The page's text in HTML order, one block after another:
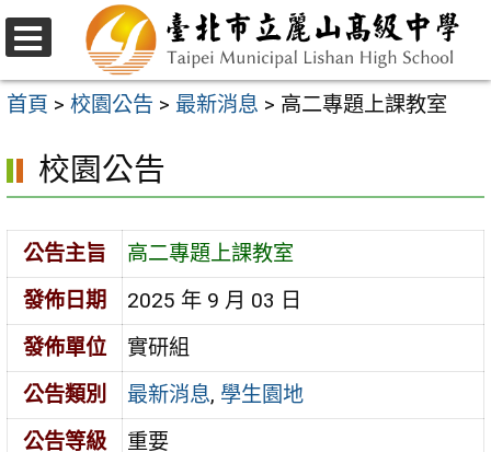
跳
至
主
內
容
選
單
首頁 > 校園公告 > 最新消息 > 高二專題上課教室
校園公告
公告主旨
高二專題上課教室
發佈日期
2025 年 9 月 03 日
發佈單位
實研組
公告類別
最新消息, 學生園地
公告等級
重要